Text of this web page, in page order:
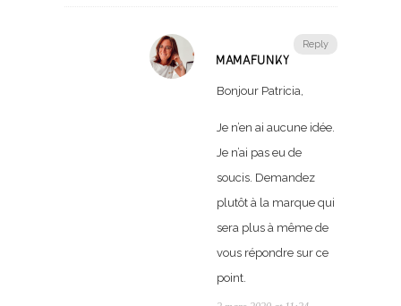
Reply
MAMAFUNKY
Bonjour Patricia,
Je n’en ai aucune idée.
Je n’ai pas eu de
soucis. Demandez
plutôt à la marque qui
sera plus à même de
vous répondre sur ce
point.